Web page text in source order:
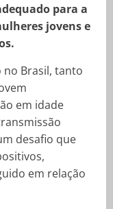
para a
jovens e
no Brasil, tanto
em idade
desafio que
em relação